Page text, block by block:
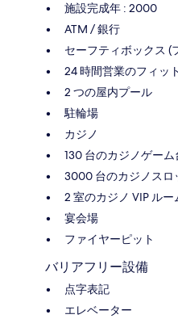
施設完成年 : 2000
ATM / 銀行
セーフティボックス (
24 時間営業のフィッ
2 つの屋内プール
駐輪場
カジノ
130 台のカジノゲーム
3000 台のカジノスロ
2 室のカジノ VIP ルー
宴会場
ファイヤーピット
バリアフリー設備
点字表記
エレベーター